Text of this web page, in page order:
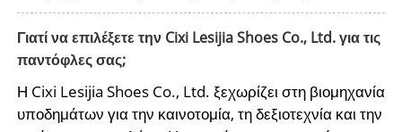
Γιατί να επιλέξετε την Cixi Lesijia Shoes Co., Ltd. για τις
παντόφλες σας;
Η Cixi Lesijia Shoes Co., Ltd. ξεχωρίζει στη βιομηχανία
υποδημάτων για την καινοτομία, τη δεξιοτεχνία και την